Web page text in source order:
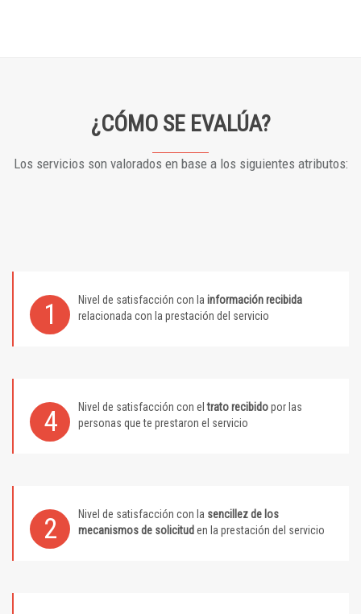
¿CÓMO SE EVALÚA?
Los servicios son valorados en base a los siguientes atributos:
1 Nivel de satisfacción con la información recibida
relacionada con la prestación del servicio
4 Nivel de satisfacción con eltrato recibidopor las
personas que te prestaron el servicio
2 Nivel de satisfacción con la sencillez de los
mecanismos de solicitud en la prestación del servicio